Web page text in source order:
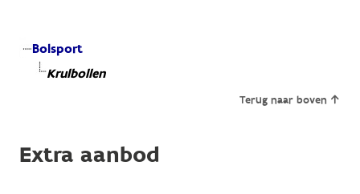
Bolsport
Krulbollen
Terug naar boven
Extra aanbod